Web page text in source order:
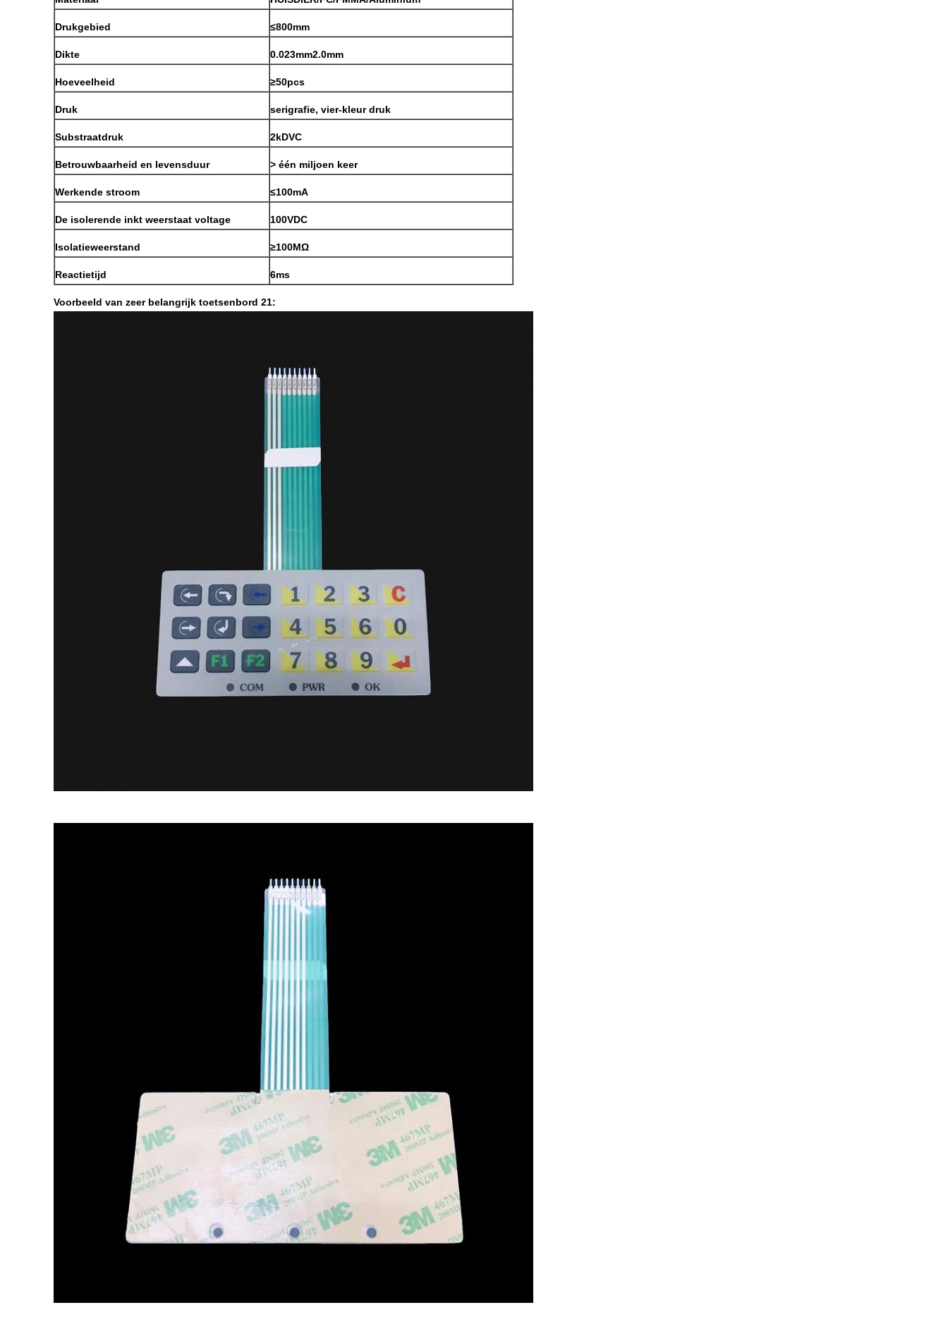
Drukgebied ≤800mm
Dikte 0.023mm2.0mm
Hoeveelheid ≥50pcs
Druk serigrafie, vier-kleur druk
Substraatdruk 2kDVC
Betrouwbaarheid en levensduur > één miljoen keer
Werkende stroom ≤100mA
De isolerende inkt weerstaat voltage 100VDC
Isolatieweerstand ≥100MΩ
Reactietijd 6ms
Voorbeeld van zeer belangrijk toetsenbord 21: